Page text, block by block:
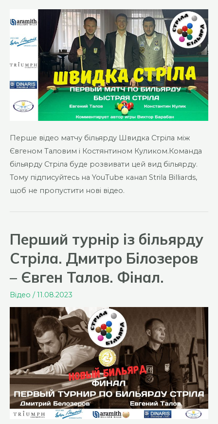
Перше відео матчу більярду Швидка Стріла між
Євгеном Таловим і Костянтином Куликом.Команда
більярду Стріла буде розвивати цей вид більярду.
Тому підписуйтесь на YouTube канал Strila Billiards,
щоб не пропустити нові відео.
Перший турнір із більярду
Стріла. Дмитро Білозеров
– Євген Талов. Фінал.
Відео /11.08.2023